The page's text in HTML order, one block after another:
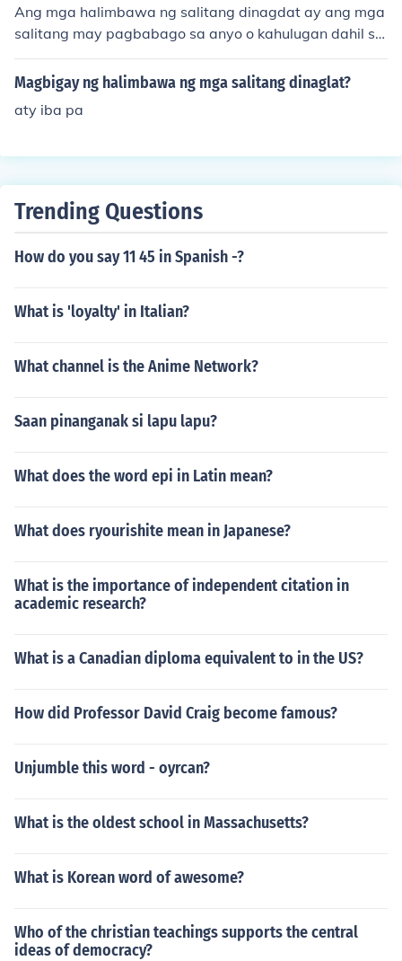
Ang mga halimbawa ng salitang dinagdat ay ang mga
salitang may pagbabago sa anyo o kahulugan dahil sa
pagdagdag ng mga panlapi. Halimbawa nito ay &quot;
basa&quot; na naging &quot;basa-basa,&quot; &quot;s
wag&quot; na naging &quot;tumawag.&quot; Ang mga
Magbigay ng halimbawa ng mga salitang dinaglat?
aty iba pa
Trending Questions
How do you say 11 45 in Spanish -?
What is 'loyalty' in Italian?
What channel is the Anime Network?
Saan pinanganak si lapu lapu?
What does the word epi in Latin mean?
What does ryourishite mean in Japanese?
What is the importance of independent citation in
academic research?
What is a Canadian diploma equivalent to in the US?
How did Professor David Craig become famous?
Unjumble this word - oyrcan?
What is the oldest school in Massachusetts?
What is Korean word of awesome?
Who of the christian teachings supports the central
ideas of democracy?